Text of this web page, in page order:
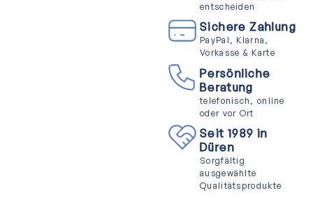
entscheiden
Sichere Zahlung
PayPal, Klarna,
Vorkasse & Karte
Persönliche
Beratung
telefonisch, online
oder vor Ort
Seit 1989 in
Düren
Sorgfältig
ausgewählte
Qualitätsprodukte